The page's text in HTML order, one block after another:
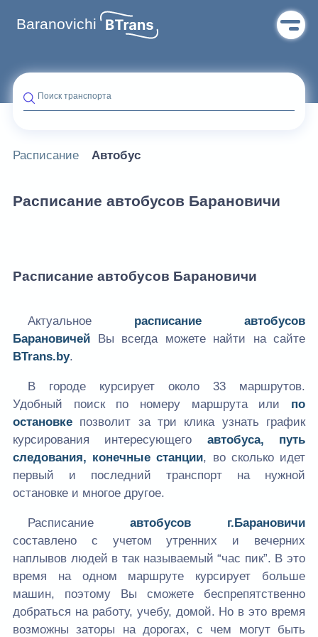
Baranovichi
Поиск транспорта
Расписание Автобус
Расписание автобусов Барановичи
Расписание автобусов Барановичи
Актуальное расписание автобусов
Барановичей Вы всегда можете найти на сайте
BTrans.by.
В городе курсирует около 33 маршрутов.
Удобный поиск по номеру маршрута или по
остановке позволит за три клика узнать график
курсирования интересующего автобуса, путь
следования, конечные станции, во сколько идет
первый и последний транспорт на нужной
остановке и многое другое.
Расписаниеавтобусов г.Барановичи
составлено с учетом утренних и вечерних
наплывов людей в так называемый “час пик”. В это
время на одном маршруте курсирует больше
машин, поэтому Вы сможете беспрепятственно
добраться на работу, учебу, домой. Но в это время
возможны заторы на дорогах, с чем могут быть